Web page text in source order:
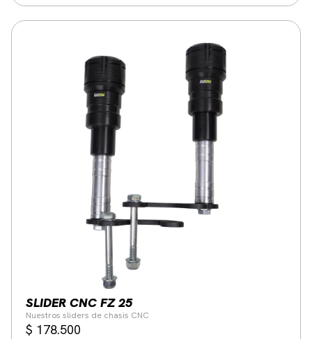
SLIDER CNC FZ 25
Nuestros sliders de chasis CNC
$ 178.500